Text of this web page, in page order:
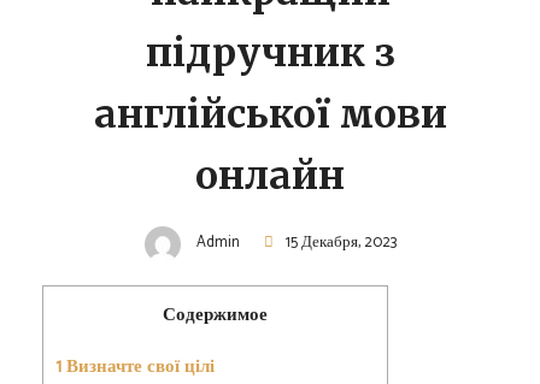
підручник з
англійської мови
онлайн
Admin 15 Декабря, 2023
Содержимое
1Визначте свої цілі